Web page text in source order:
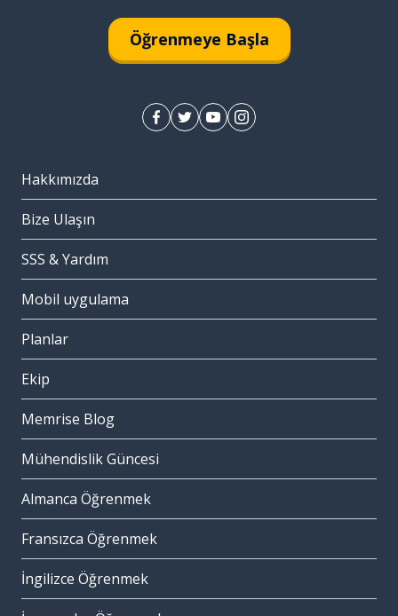
Öğrenmeye Başla
Hakkımızda
Bize Ulaşın
SSS & Yardım
Mobil uygulama
Planlar
Ekip
Memrise Blog
Mühendislik Güncesi
Almanca Öğrenmek
Fransızca Öğrenmek
İngilizce Öğrenmek